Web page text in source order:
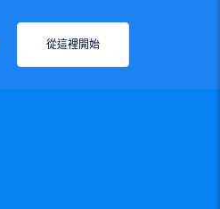
從這裡開始